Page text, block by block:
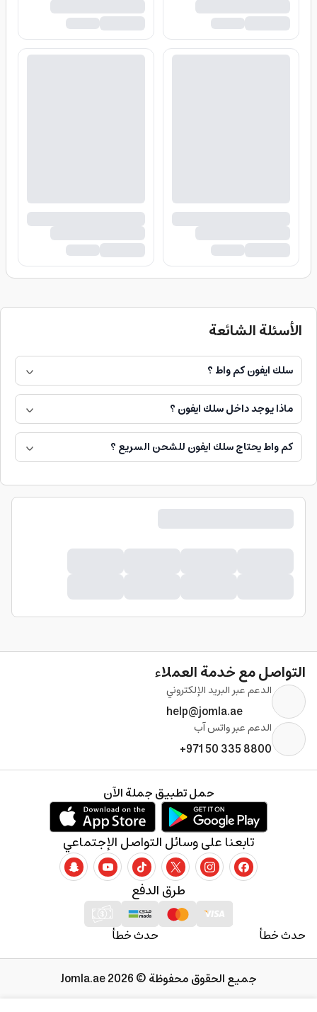
الأسئلة الشائعة
سلك ايفون كم واط ؟
ماذا يوجد داخل سلك ايفون ؟
كم واط يحتاج سلك ايفون للشحن السريع ؟
التواصل مع خدمة العملاء
الدعم عبر البريد الإلكتروني
help@jomla.ae
الدعم عبر واتس آب
+971 50 335 8800
حدث خطأ حدث خطأ
طرق الدفع
تابعنا على وسائل التواصل الإجتماعي
حمل تطبيق جملة الآن
جميع الحقوق محفوظة © 2026 Jomla.ae